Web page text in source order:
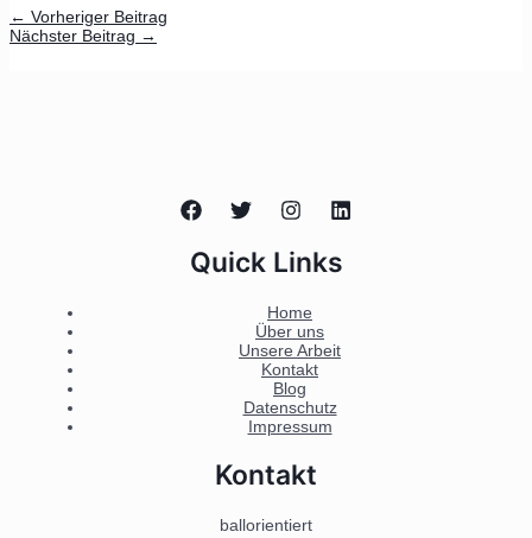
← Vorheriger Beitrag
Nächster Beitrag →
Quick Links
Home
Über uns
Unsere Arbeit
Kontakt
Blog
Datenschutz
Impressum
Kontakt
ballorientiert